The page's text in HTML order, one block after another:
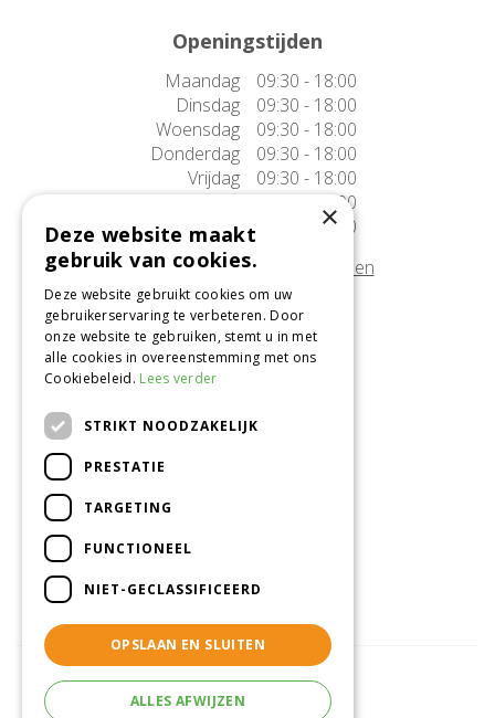
Openingstijden
Maandag
09:30 - 18:00
Dinsdag
09:30 - 18:00
Woensdag
09:30 - 18:00
Donderdag
09:30 - 18:00
Vrijdag
09:30 - 18:00
Zaterdag
09:30 - 17:00
Zondag
10:00 - 17:00
Afwijkende openingstijden tonen
Onze locatie
Tuincentrum Alméérplant
Jac. P. Thijsseweg 4
pinterest
© Tuincentrum Alméérplant
×
Deze website maakt
gebruik van cookies.
Deze website gebruikt cookies om uw
gebruikerservaring te verbeteren. Door
onze website te gebruiken, stemt u in met
alle cookies in overeenstemming met ons
Cookiebeleid. Lees verder
STRIKT NOODZAKELIJK
PRESTATIE
TARGETING
FUNCTIONEEL
NIET-GECLASSIFICEERD
OPSLAAN EN SLUITEN
ALLES AFWIJZEN